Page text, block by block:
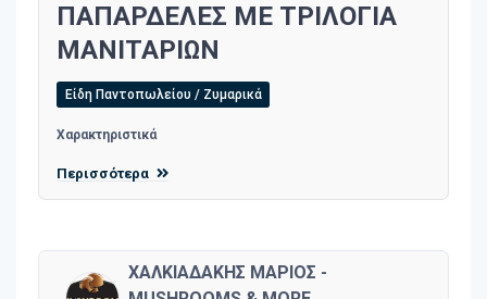
ΠΑΠΑΡΔΕΛΕΣ ΜΕ ΤΡΙΛΟΓΙΑ
ΜΑΝΙΤΑΡΙΩΝ
Είδη Παντοπωλείου / Ζυμαρικά
Χαρακτηριστικά
Περισσότερα
ΧΑΛΚΙΑΔΑΚΗΣ ΜΑΡΙΟΣ -